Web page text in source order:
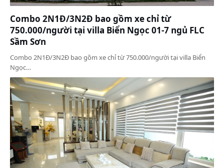
Combo 2N1Đ/3N2Đ bao gồm xe chỉ từ
750.000/người tại villa Biển Ngọc 01-7 ngủ FLC
Sầm Sơn
Combo 2N1Đ/3N2Đ bao gồm xe chỉ từ 750.000/người tại villa Biển
Ngọc…